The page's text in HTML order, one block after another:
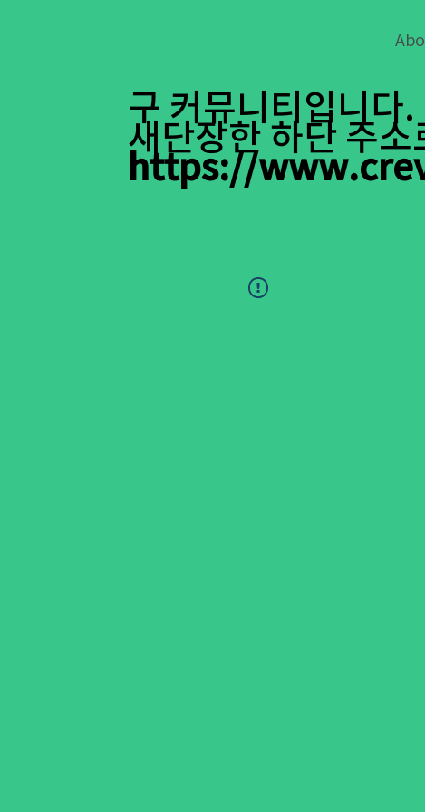
구 커뮤니티입니다.
새단장한 하단 주
https://